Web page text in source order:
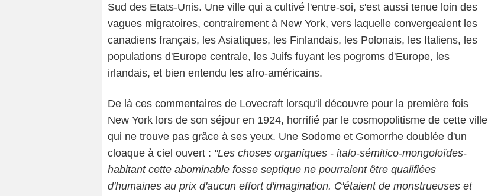
Sud des Etats-Unis. Une ville qui a cultivé l'entre-soi, s'est aussi tenue loin des
vagues migratoires, contrairement à New York, vers laquelle convergeaient les
canadiens français, les Asiatiques, les Finlandais, les Polonais, les Italiens, les
populations d'Europe centrale, les Juifs fuyant les pogroms d'Europe, les
irlandais, et bien entendu les afro-américains.
De là ces commentaires de Lovecraft lorsqu'il découvre pour la première fois
New York lors de son séjour en 1924, horrifié par le cosmopolitisme de cette ville
qui ne trouve pas grâce à ses yeux. Une Sodome et Gomorrhe doublée d'un
cloaque à ciel ouvert : "Les choses organiques - italo-sémitico-mongoloïdes-
habitant cette abominable fosse septique ne pourraient être qualifiées
d'humaines au prix d'aucun effort d'imagination. C'étaient de monstrueuses et